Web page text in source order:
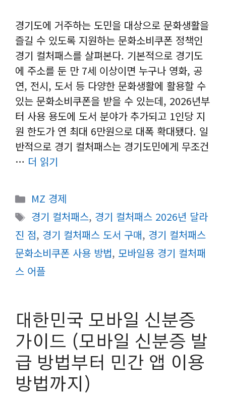
경기도에 거주하는 도민을 대상으로 문화생활을
즐길 수 있도록 지원하는 문화소비쿠폰 정책인
경기 컬처패스를 살펴본다. 기본적으로 경기도
에 주소를 둔 만 7세 이상이면 누구나 영화, 공
연, 전시, 도서 등 다양한 문화생활에 활용할 수
있는 문화소비쿠폰을 받을 수 있는데, 2026년부
터 사용 용도에 도서 분야가 추가되고 1인당 지
원 한도가 연 최대 6만원으로 대폭 확대됐다. 일
반적으로 경기 컬처패스는 경기도민에게 무조건
… 더 읽기
카
테
고
리
MZ 경제
태
그
경기 컬처패스, 경기 컬처패스 2026년 달라
진 점, 경기 컬처패스 도서 구매, 경기 컬처패스
문화소비쿠폰 사용 방법, 모바일용 경기 컬처패
스 어플
대한민국 모바일 신분증
가이드 (모바일 신분증 발
급 방법부터 민간 앱 이용
방법까지)